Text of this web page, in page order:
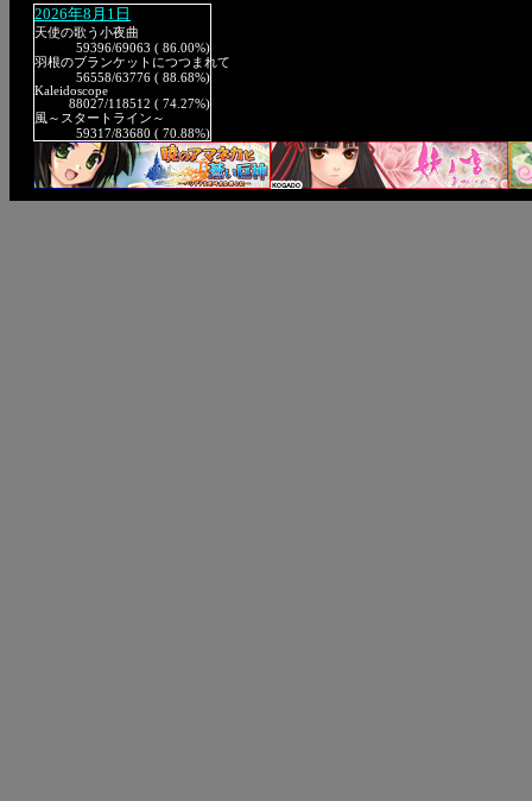
2026年8月1日
天使の歌う小夜曲
59396/69063 ( 86.00%)
羽根のブランケットにつつまれて
56558/63776 ( 88.68%)
Kaleidoscope
88027/118512 ( 74.27%)
風～スタートライン～
59317/83680 ( 70.88%)